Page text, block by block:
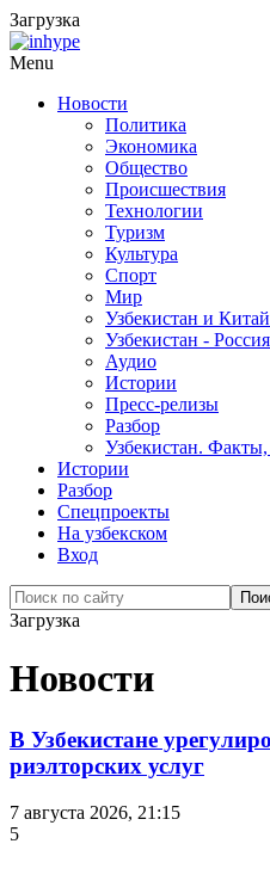
Загрузка
Menu
Новости
Политика
Экономика
Общество
Происшествия
Технологии
Туризм
Культура
Спорт
Мир
Узбекистан и
Узбекистан -
Аудио
Истории
Пресс-релизы
Разбор
Узбекистан.
Истории
Разбор
Спецпроекты
На узбекском
Вход
Загрузка
Новости
В Узбекистане
риэлторских услуг
7 августа 2026, 21:15
5